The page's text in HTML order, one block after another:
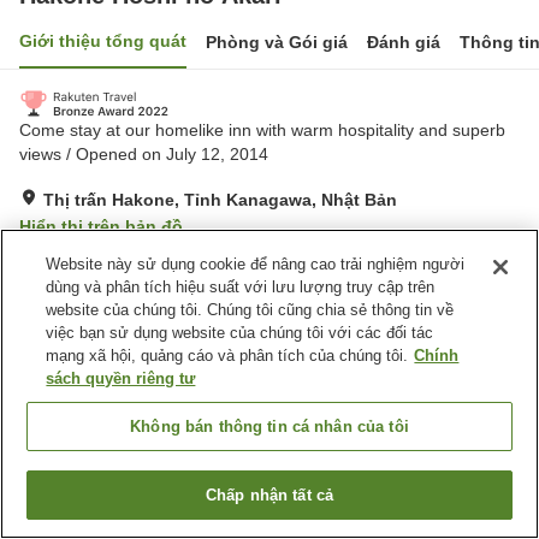
Giới thiệu tổng quát Phòng và Gói giá Đánh giá Thông
Come stay at our homelike inn with warm hospitality and superb
views / Opened on July 12, 2014
Thị trấn Hakone, Tỉnh Kanagawa, Nhật Bản
Hiển thị trên bản đồ
Tuyệt vời Đánh giá:412lượt
Tiện nghi chỗ nghỉ
Bãi đỗ xe
Lounge
Trang chủ Nhật Bản Tỉnh Kanagawa
Thị trấn Hakone
Hakone Hoshi no Akari
Tìm phòng trống
Website này sử dụng cookie để nâng cao trải nghiệm người
dùng và phân tích hiệu suất với lưu lượng truy cập trên
website của chúng tôi. Chúng tôi cũng chia sẻ thông tin về
việc bạn sử dụng website của chúng tôi với các đối tác
mạng xã hội, quảng cáo và phân tích của chúng tôi. Chính
sách quyền riêng tư
Không bán thông tin cá nhân của tôi
Chấp nhận tất cả